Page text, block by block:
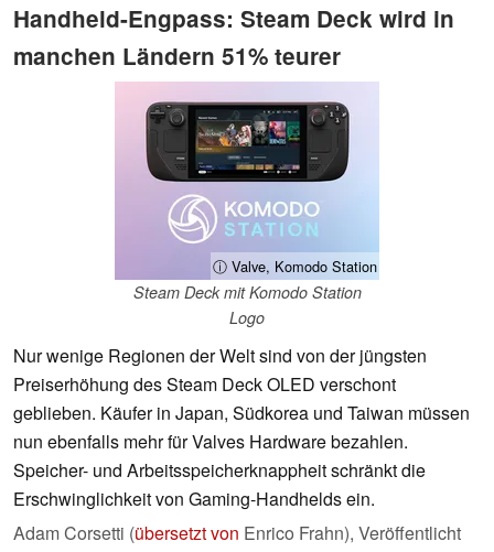
Handheld-Engpass: Steam Deck wird in
manchen Ländern 51% teurer
ⓘ Valve, Komodo Station
Steam Deck mit Komodo Station
Logo
Nur wenige Regionen der Welt sind von der jüngsten
Preiserhöhung des Steam Deck OLED verschont
geblieben. Käufer in Japan, Südkorea und Taiwan müssen
nun ebenfalls mehr für Valves Hardware bezahlen.
Speicher- und Arbeitsspeicherknappheit schränkt die
Erschwinglichkeit von Gaming-Handhelds ein.
Adam Corsetti (übersetzt von Enrico Frahn), Veröffentlicht